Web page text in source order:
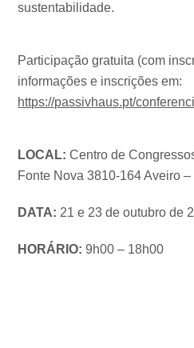
sustentabilidade.
Participação gratuita (com
informações e inscrições em:
https://passivhaus.pt/
LOCAL:Centro de
Fonte Nova 3810-164 Aveiro –
DATA: 21 e 23 de outubro de
HORÁRIO: 9h00 – 18h00